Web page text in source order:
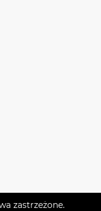
zastrzeżone.